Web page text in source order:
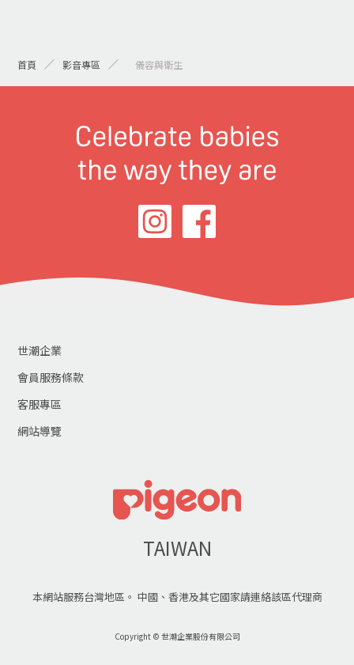
首頁 影音專區 > 儀容與衛生
世潮企業
會員服務條款
客服專區
網站導覽
TAIWAN
本網站服務台灣地區。 中國、香港及其它國家請連絡該區代理商
Copyright © 世潮企業股份有限公司